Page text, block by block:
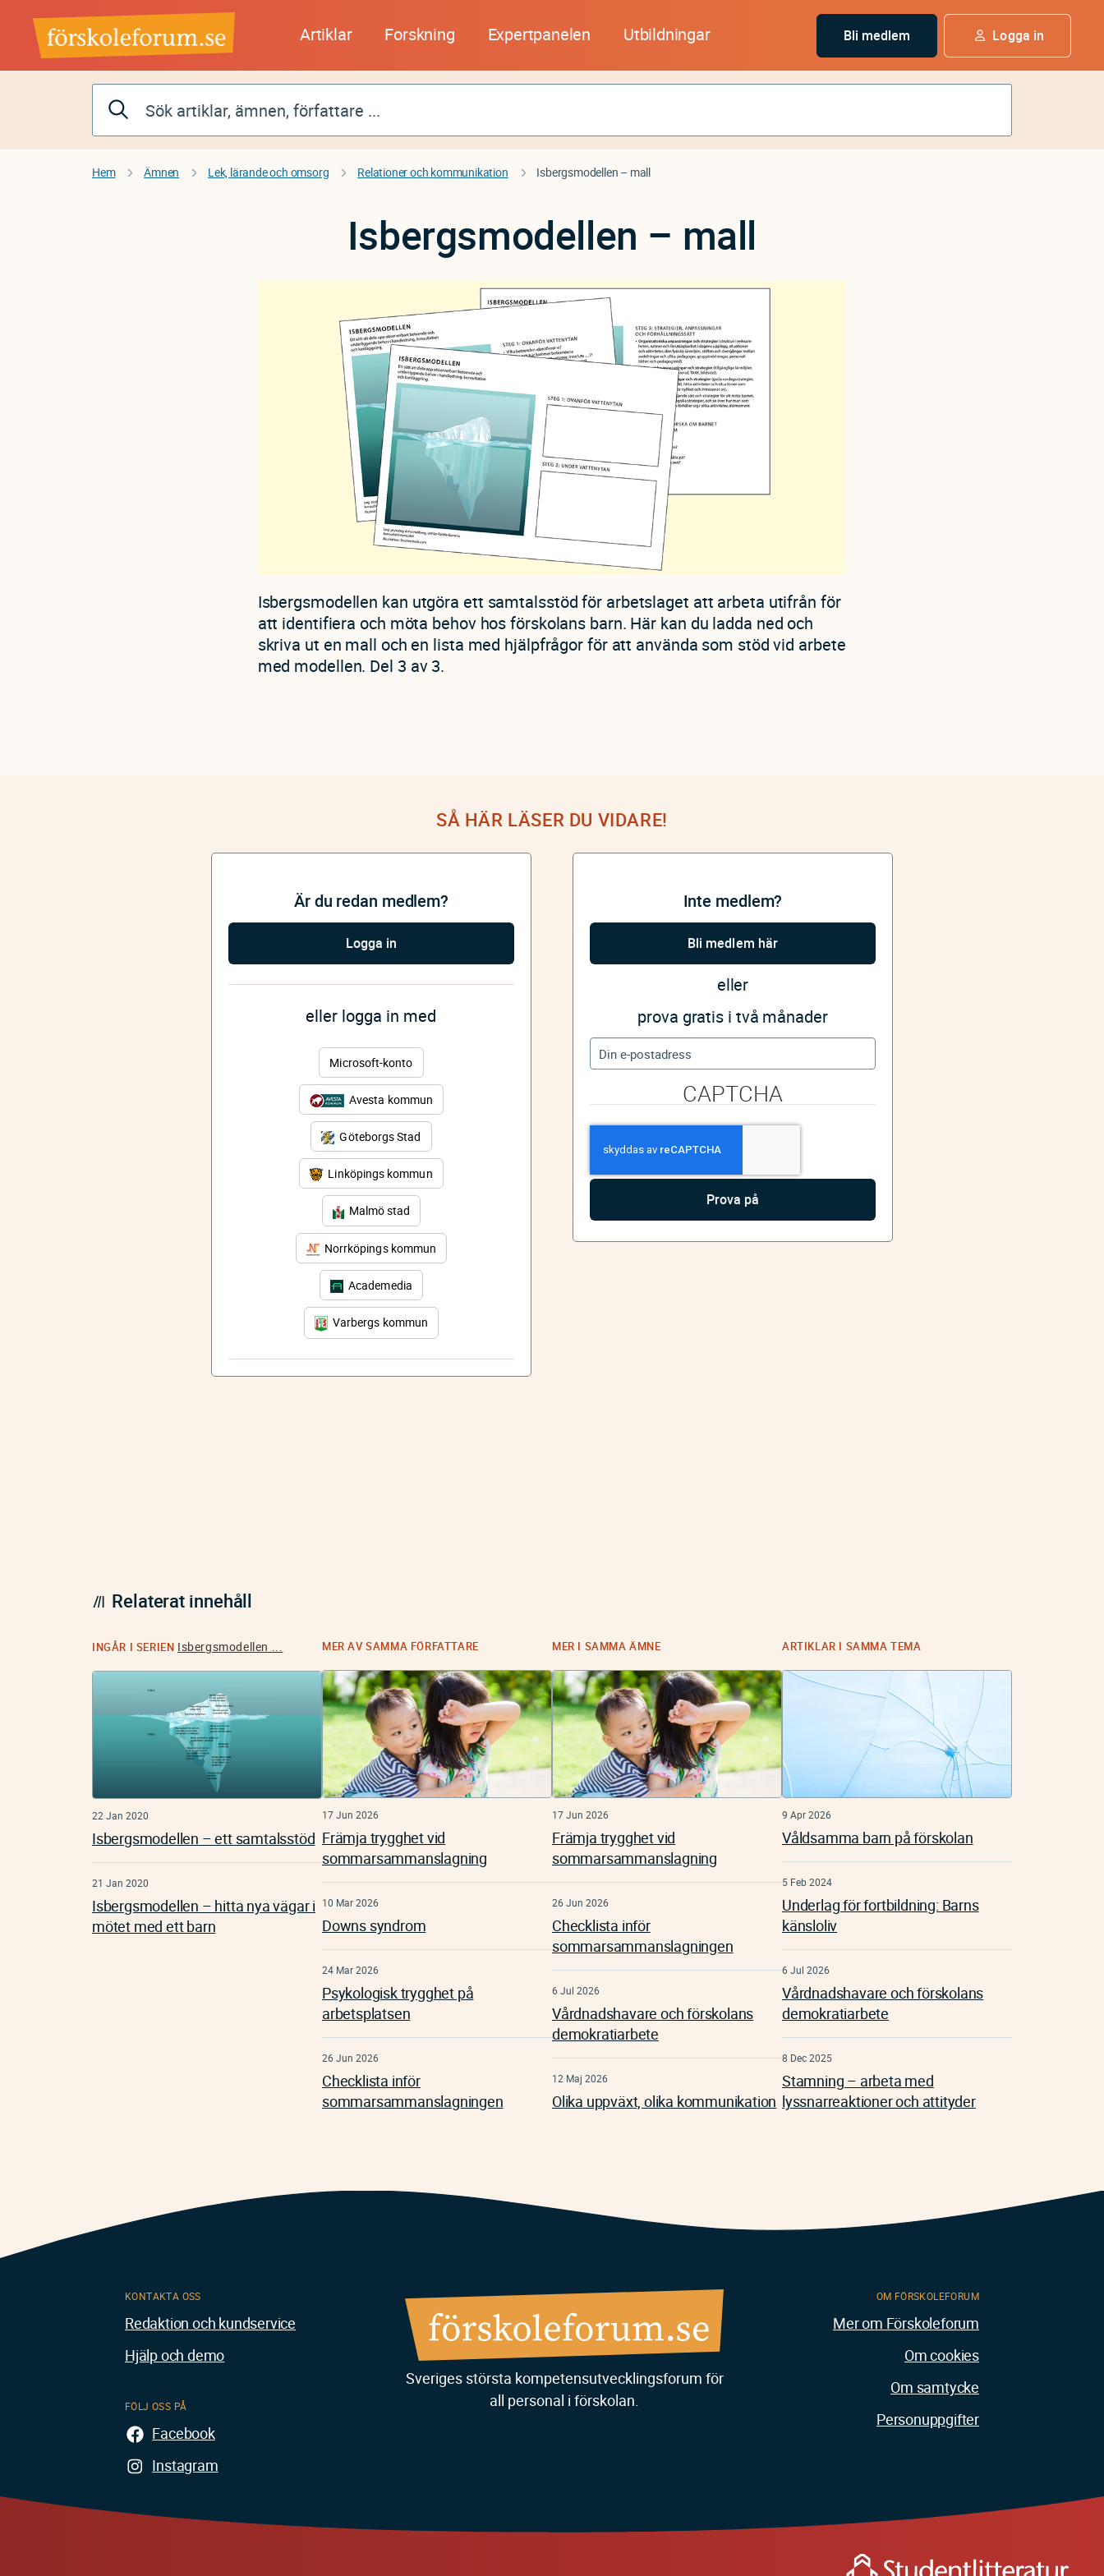
huvudinnehåll
Artiklar Forskning Expertpanelen Utbildningar Bli medlem Logga in
Hem Ämnen Lek, lärande och omsorg Relationer och kommunikation Isbergsmodellen – mall
Isbergsmodellen – mall
Isbergsmodellen kan utgöra ett samtalsstöd för arbetslaget att arbeta utifrån för
att identifiera och möta behov hos förskolans barn. Här kan du ladda ned och
skriva ut en mall och en lista med hjälpfrågor för att använda som stöd vid arbete
med modellen. Del 3 av 3.
SÅ HÄR LÄSER DU VIDARE!
Är du redan medlem?
Logga in
eller logga in med
Microsoft-konto
Avesta kommun
Göteborgs Stad
Linköpings kommun
Malmö stad
Norrköpings kommun
Academedia
Varbergs kommun
Inte medlem?
Bli medlem här
eller
prova gratis i två månader
CAPTCHA
Relaterat innehåll
INGÅR I SERIEN Isbergsmodellen ...
22 Jan 2020
Isbergsmodellen – ett samtalsstöd
21 Jan 2020
Isbergsmodellen – hitta nya vägar i
mötet med ett barn
MER AV SAMMA FÖRFATTARE
17 Jun 2026
Främja trygghet vid
sommarsammanslagning
10 Mar 2026
Downs syndrom
24 Mar 2026
Psykologisk trygghet på
arbetsplatsen
26 Jun 2026
Checklista inför
sommarsammanslagningen
MER I SAMMA ÄMNE
17 Jun 2026
Främja trygghet vid
sommarsammanslagning
26 Jun 2026
Checklista inför
sommarsammanslagningen
6 Jul 2026
Vårdnadshavare och förskolans
demokratiarbete
12 Maj 2026
Olika uppväxt, olika kommunikation
ARTIKLAR I SAMMA TEMA
9 Apr 2026
Våldsamma barn på förskolan
5 Feb 2024
Underlag för fortbildning: Barns
känsloliv
6 Jul 2026
Vårdnadshavare och förskolans
demokratiarbete
8 Dec 2025
Stamning – arbeta med
lyssnarreaktioner och attityder
Sveriges största kompetensutvecklingsforum för
all personal i förskolan.
KONTAKTA OSS
Redaktion och kundservice
Hjälp och demo
FÖLJ OSS PÅ
Facebook
Instagram
OM FÖRSKOLEFORUM
Mer om Förskoleforum
Om cookies
Om samtycke
Personuppgifter